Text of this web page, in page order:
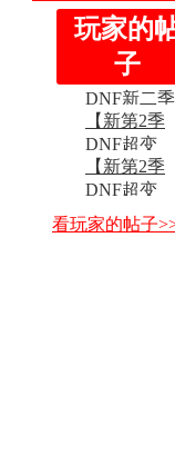
玩家的
子
【狂爆定制
DNF新二季
变115】【 ...
【狂爆定制
DNF新二
变115】【 ...
【新第2季
DNF超变
115】【游戏
论坛 ...
【新第2季
DNF超变
115】【游戏
论坛 ...
看玩家的帖子